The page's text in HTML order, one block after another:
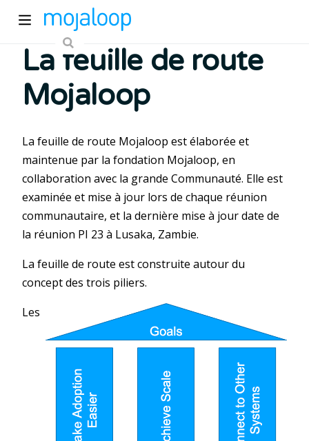
new window)
La feuille de route
Mojaloop
La feuille de route Mojaloop est élaborée et
maintenue par la fondation Mojaloop, en
collaboration avec la grande Communauté. Elle est
examinée et mise à jour lors de chaque réunion
communautaire, et la dernière mise à jour date de
la réunion PI 23 à Lusaka, Zambie.
La feuille de route est construite autour du
concept des trois piliers.
Les